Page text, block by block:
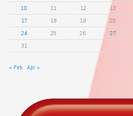
10
11 12 13
17
18 19 20
24
25 26 27
31
« Feb Apr »